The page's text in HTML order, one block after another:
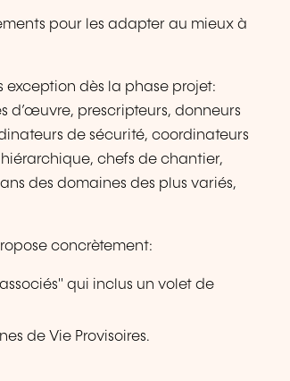
pour les adapter au mieux à
exception dès la phase projet:
d’œuvre, prescripteurs, donneurs
de sécurité, coordinateurs
chefs de chantier,
des domaines des plus variés,
concrètement:
qui inclus un volet de
de Vie Provisoires.